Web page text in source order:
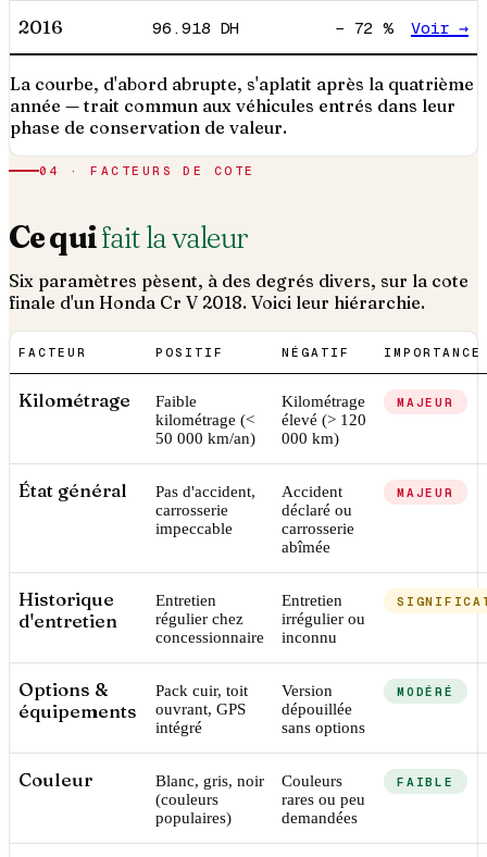
2016 96.918 DH − 72 % Voir →
La courbe, d'abord abrupte, s'aplatit après la quatrième
année — trait commun aux véhicules entrés dans leur
phase de conservation de valeur.
04 · FACTEURS DE COTE
Ce quifait la valeur
Six paramètres pèsent, à des degrés divers, sur la cote
finale d'un Honda Cr V 2018. Voici leur hiérarchie.
FACTEUR POSITIF NÉGATIF IMPORTANCE
Kilométrage
Faible
kilométrage (<
50 000 km/an)
Kilométrage
élevé (> 120
000 km)
MAJEUR
État général
Pas d'accident,
carrosserie
impeccable
Accident
déclaré ou
carrosserie
abîmée
MAJEUR
Historique
d'entretien
Entretien
régulier chez
concessionnaire
Entretien
irrégulier ou
inconnu
Options &
équipements
Pack cuir, toit
ouvrant, GPS
intégré
Version
dépouillée
sans options
MODÉRÉ
Couleur
Blanc, gris, noir
(couleurs
populaires)
Couleurs
rares ou peu
demandées
FAIBLE